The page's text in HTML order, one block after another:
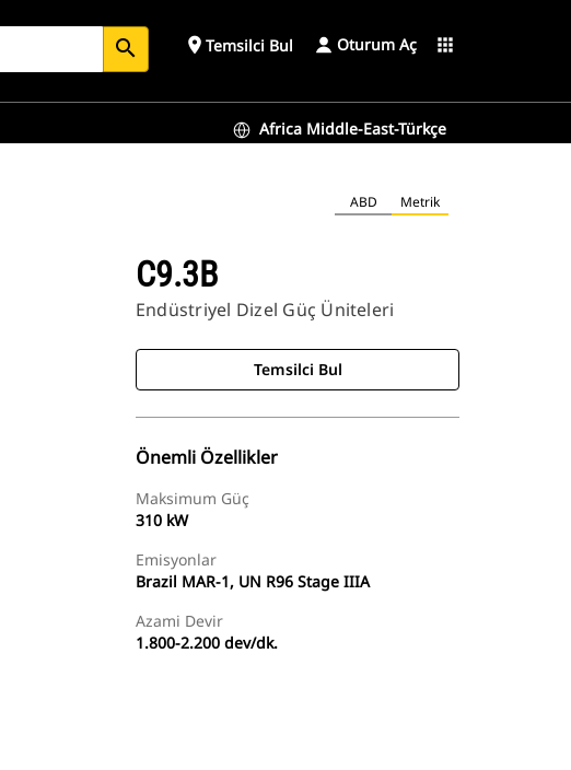
search place Temsilci Bul Oturum Aç apps
Africa Middle-East-Türkçe
ABD Metrik
C9.3B
Endüstriyel Dizel Güç Üniteleri
Temsilci Bul
Önemli Özellikler
Maksimum Güç
310 kW
Emisyonlar
Brazil MAR-1, UN R96 Stage IIIA
Azami Devir
1.800-2.200 dev/dk.